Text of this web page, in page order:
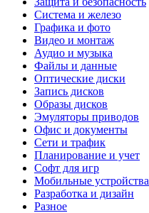
Система и железо
Графика и фото
Видео и монтаж
Аудио и музыка
Файлы и данные
Оптические диски
Запись дисков
Образы дисков
Эмуляторы приводов
Офис и документы
Сети и трафик
Планирование и учет
Софт для игр
Мобильные устройства
Разработка и дизайн
Разное